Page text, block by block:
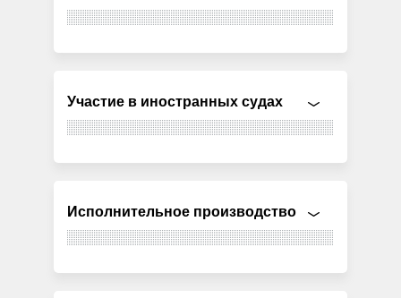
Участие в иностранных судах
Исполнительное производство